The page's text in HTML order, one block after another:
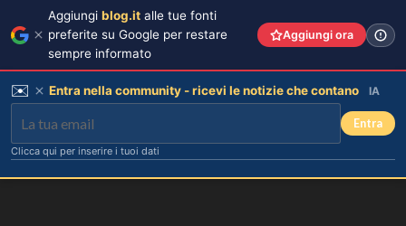
Aggiungi blog.it alle tue fonti
preferite su Google per restare
sempre informato
Aggiungi ora
✉️ Entra nella community - ricevi le notizie che contano IA
Entra
Clicca qui per inserire i tuoi dati